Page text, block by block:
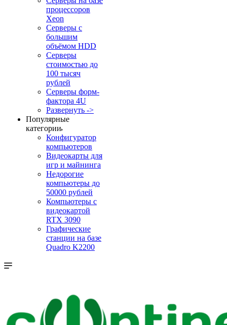
процессоров
Xeon
Серверы с
большим
объёмом HDD
Серверы
стоимостью до
100 тысяч
рублей
Серверы форм-
фактора 4U
Развернуть ->
Популярные
категории
Конфигуратор
компьютеров
Видеокарты для
игр и майнинга
Недорогие
компьютеры до
50000 рублей
Компьютеры с
видеокартой
RTX 3090
Графические
станции на базе
Quadro K2200